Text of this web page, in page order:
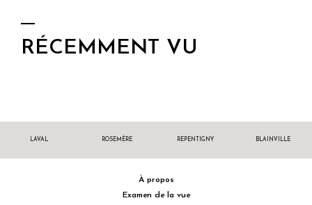
RÉCEMMENT VU
LAVAL ROSEMÈRE REPENTIGNY BLAINVILLE
À propos
Examen de la vue